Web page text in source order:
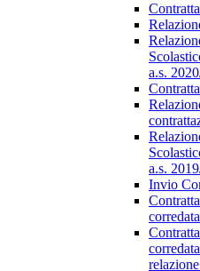
a.s.
a.s.
Invio